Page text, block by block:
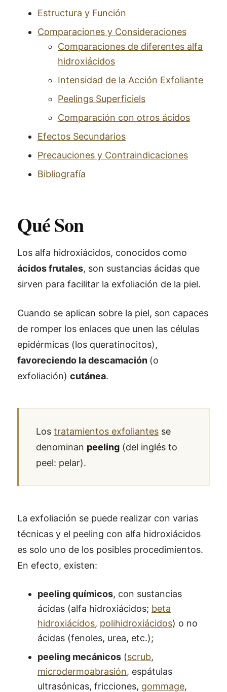
Estructura y Función
Comparaciones y Consideraciones
Comparaciones de diferentes alfa
hidroxiácidos
Intensidad de la Acción Exfoliante
Peelings Superficiels
Comparación con otros ácidos
Efectos Secundarios
Precauciones y Contraindicaciones
Bibliografía
Qué Son
Los alfa hidroxiácidos, conocidos como
ácidos frutales, son sustancias ácidas que
sirven para facilitar la exfoliación de la piel.
Cuando se aplican sobre la piel, son capaces
de romper los enlaces que unen las células
epidérmicas (los queratinocitos),
favoreciendo la descamación (o
exfoliación) cutánea.
Los tratamientos exfoliantes se
denominan peeling (del inglés to
peel: pelar).
La exfoliación se puede realizar con varias
técnicas y el peeling con alfa hidroxiácidos
es solo uno de los posibles procedimientos.
En efecto, existen:
peeling químicos, con sustancias
ácidas (alfa hidroxiácidos; beta
hidroxiácidos, polihidroxiácidos) o no
ácidas (fenoles, urea, etc.);
peeling mecánicos (scrub,
microdermoabrasión, espátulas
ultrasónicas, fricciones, gommage,